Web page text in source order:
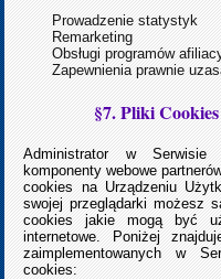
Prowadzenie statystyk
Remarketing
Obsługi programów
Zapewnienia prawnie
§7. Pliki
Administrator w
komponenty webowe
cookies na Urządzeniu
swojej przeglądarki możesz
cookies jakie mogą być
internetowe. Poniżej
zaimplementowanych w
cookies: